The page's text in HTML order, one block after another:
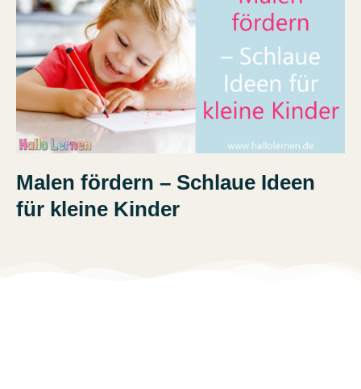
Malen fördern – Schlaue Ideen
für kleine Kinder